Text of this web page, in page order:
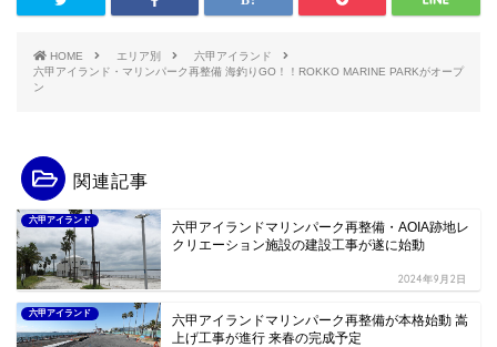
HOME エリア別
六甲アイランド
六甲アイランド・マリンパーク再整備 海釣りGO！！ROKKO MARINE PARKがオープ
ン
関連記事
六甲アイランド
六甲アイランドマリンパーク再整備・AOIA跡地レ
クリエーション施設の建設工事が遂に始動
2024年9月2日
六甲アイランド
六甲アイランドマリンパーク再整備が本格始動 嵩
上げ工事が進行 来春の完成予定